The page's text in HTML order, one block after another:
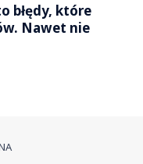
błędy, które
Nawet nie